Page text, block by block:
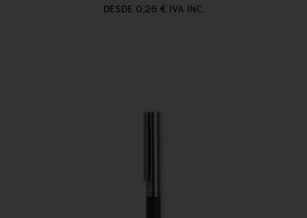
DESDE 0,26 € IVA INC.